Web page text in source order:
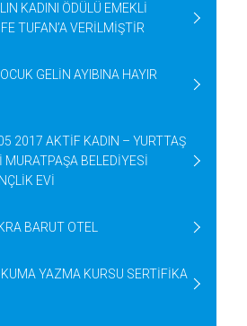
KADINI ÖDÜLÜ EMEKLİ
TUFAN’A VERİLMİŞTİR
GELİN AYIBINA HAYIR
2017 AKTİF KADIN – YURTTAŞ
BELEDİYESİ
EVİ
BARUT OTEL
YAZMA KURSU SERTİFİKA